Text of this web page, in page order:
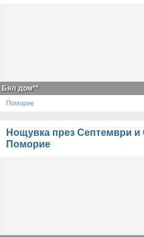
Бял дом**
Поморие
Нощувка през Септември и
Поморие